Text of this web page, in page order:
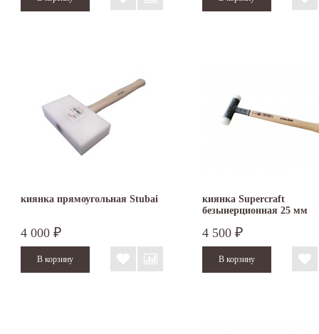
киянка прямоугольная Stubai
4 000 ₽
киянка Supercraft
безынерционная 25 мм
4 500 ₽